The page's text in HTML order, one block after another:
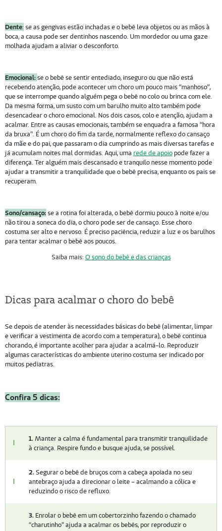
Dente: se as gengivas estão inchadas e o bebê leva objetos ou as mãos à
boca, a causa pode ser dentinhos nascendo. Um mordedor ou uma gaze
molhada ajudam a aliviar o desconforto.
Emocional:se o bebê se sentir entediado, inseguro ou que não está
recebendo atenção, pode acontecer um choro um pouco mais “manhoso”,
que se interrompe quando alguém pega o bebê no colo ou brinca com ele.
Da mesma forma, um susto com um barulho muito alto também pode
desencadear o choro emocional. Nos dois casos, colo e atenção, ajudam a
acalmar. Entre as causas emocionais, também se enquadra a famosa “hora
da bruxa”. É um choro do fim da tarde, normalmente reflexo do cansaço
da mãe e do pai, que passaram o dia cumprindo as mais diversas tarefas e
já acumulam noites mal dormidas. Aqui, uma rede de apoiopode fazer a
diferença. Ter alguém mais descansado e tranquilo nesse momento pode
ajudar a transmitir a tranquilidade que o bebê precisa, enquanto os pais se
recuperam.
Sono/cansaço:se a rotina foi alterada, o bebê dormiu pouco à noite e/ou
não tirou a soneca do dia, o choro pode ser de cansaço. Esse choro
costuma ser alto e nervoso. É preciso paciência, reduzir a luz e os barulhos
para tentar acalmar o bebê aos poucos.
Saiba mais: O sono do bebê e das crianças
Dicas para acalmar o choro do bebê
Se depois de atender às necessidades básicas do bebê (alimentar, limpar
e verificar a vestimenta de acordo com a temperatura), o bebê continua
chorando, é importante acolher para ajudar a acalmá-lo. Reproduzir
algumas características do ambiente uterino costuma ser indicado por
muitos pediatras.
Confira 5 dicas:
1. Manter a calma é fundamental para transmitir tranquilidade
à criança. Respire fundo e busque ajuda, se possível.
2.Segurar o bebê de bruços com a cabeça apoiada no seu
antebraço ajuda a direcionar o leite – acalmando a cólica e
reduzindo o risco de refluxo.
3. Enrolar o bebê em um cobertorzinho fazendo o chamado
“charutinho” ajuda a acalmar os bebês, por reproduzir o